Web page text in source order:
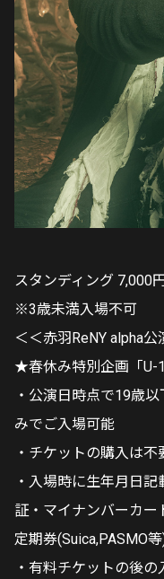
スタンディング 7,000
※3歳未満入場不可
＜＜赤羽ReNY alpha公
★春休み特別企画「
・公演日時点で19歳
みでご入場可能
・チケットの購入は不
・入場時に生年月日
証・マイナンバーカー
定期券(Suica,PASMO等
・有料チケットの後